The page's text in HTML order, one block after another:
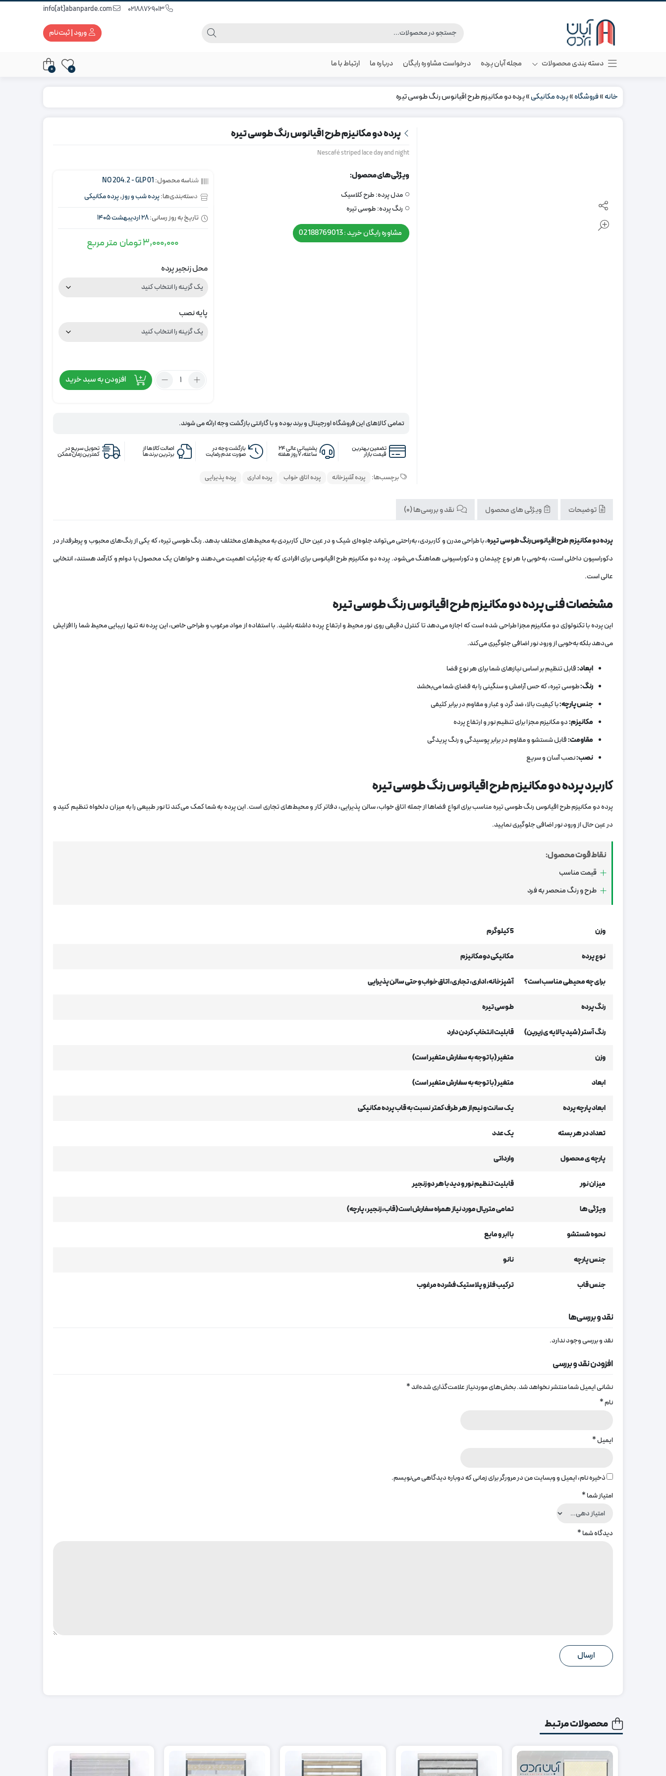
ورود | ثبت‌نام
دسته بندی محصولات مجله آبان پرده درخواست مشاوره رایگان درباره ما ارتباط با ما 0
0
خانه»فروشگاه»پرده مکانیکی»پرده دو مکانیزم طرح اقیانوس رنگ طوسی تیره
پرده دو مکانیزم طرح اقیانوس رنگ طوسی تیره
Nescafé striped lace day and night
ویژگی های محصول:
مدل پرده: طرح کلاسیک
رنگ پرده: طوسی تیره
مشاوره رایگان خرید : 02188769013
شناسه محصول:NO 204.2 - GLP 01
دسته‌بندی‌ها:پرده شب و روز,پرده مکانیکی
تاریخ به روز رسانی:28 اردیبهشت 1405
3,000,000تومان متر مربع
محل زنجیر پرده
پایه نصب
تعداد:
طرح
رنگ
طوسی
افزودن به سبد خرید
تمامی کالاهای این فروشگاه اورجینال و برند بوده و با گارانتی بازگشت وجه ارائه می شوند.
تضمین بهترین
قیمت بازار
پشتیبانی عالی ۲۴
ساعته، ۷ روز هفته
بازگشت وجه در
صورت عدم رضایت
اصالت کالاها از
برترین برندها
تحویل سریع در
کمترین زمان ممکن
برچسب‌ها: پرده آشپزخانه پرده اتاق خواب پرده اداری پرده پذیرایی
توضیحات ویژگی های محصول نقد و بررسی‌ها (0)
پرده دو مکانیزم طرح اقیانوس رنگ طوسی تیره، با طراحی مدرن و کاربردی، به‌راحتی می‌تواند جلوه‌ای شیک و در عین حال کاربردی به محیط‌های مختلف بدهد. رنگ طوسی تیره، که یکی از رنگ‌های محبوب و پرطرفدار در
دکوراسیون داخلی است، به‌خوبی با هر نوع چیدمان و دکوراسیونی هماهنگ می‌شود. پرده دو مکانیزم طرح اقیانوس برای افرادی که به جزئیات اهمیت می‌دهند و خواهان یک محصول با دوام و کارآمد هستند، انتخابی
عالی است.
مشخصات فنی پرده دو مکانیزم طرح اقیانوس رنگ طوسی تیره
این پرده با تکنولوژی دو مکانیزم مجزا طراحی شده است که اجازه می‌دهد تا کنترل دقیقی روی نور محیط و ارتفاع پرده داشته باشید. با استفاده از مواد مرغوب و طراحی خاص، این پرده نه تنها زیبایی محیط شما را افزایش
می‌دهد بلکه به‌خوبی از ورود نور اضافی جلوگیری می‌کند.
ابعاد:قابل تنظیم بر اساس نیازهای شما برای هر نوع فضا
رنگ:طوسی تیره، که حس آرامش و سنگینی را به فضای شما می‌بخشد
جنس پارچه:با کیفیت بالا، ضد گرد و غبار و مقاوم در برابر کثیفی
مکانیزم:دو مکانیزم مجزا برای تنظیم نور و ارتفاع پرده
مقاومت:قابل شستشو و مقاوم در برابر پوسیدگی و رنگ پریدگی
نصب:نصب آسان و سریع
کاربرد پرده دو مکانیزم طرح اقیانوس رنگ طوسی تیره
پرده دو مکانیزم طرح اقیانوس رنگ طوسی تیره مناسب برای انواع فضاها از جمله اتاق خواب، سالن پذیرایی، دفاتر کار و محیط‌های تجاری است. این پرده به شما کمک می‌کند تا نور طبیعی را به میزان دلخواه تنظیم کنید و
در عین حال از ورود نور اضافی جلوگیری نمایید.
نقاط قوت محصول:
قیمت مناسب
طرح و رنگ منحصر به فرد
وزن 5 کیلوگرم
نوع پرده مکانیکی دومکانیزم
برای چه محیطی مناسب است؟ آشپزخانه، اداری، تجاری، اتاق خواب و حتی سالن پذیرایی
رنگ پرده طوسی تیره
رنگ آستر (شید یا لایه ی زیرین) قابلیت انتخاب کردن دارد
وزن متغیر (با توجه به سفارش متغیر است)
ابعاد متغیر (با توجه به سفارش متغیر است)
ابعاد پارچه پرده یک سانت و نیم از هر طرف کمتر نسبت به قاب پرده مکانیکی
تعداد در هر بسته یک عدد
پارچه ی محصول وارداتی
میزان نور قابلیت تنظیم نور و دید با هر دو زنجیر
ویژگی ها تمامی متریال مورد نیاز همراه سفارش است (قاب، زنجیر، پارچه)
نحوه شستشو با ابر و مایع
جنس پارچه نانو
جنس قاب ترکیب فلز و پلاستیک فشرده مرغوب
نقد و بررسی‌ها
نقد و بررسی وجود ندارد.
افزودن نقد و بررسی
نشانی ایمیل شما منتشر نخواهد شد.بخش‌های موردنیاز علامت‌گذاری شده‌اند*
نام*
ایمیل*
ذخیره نام، ایمیل و وبسایت من در مرورگر برای زمانی که دوباره دیدگاهی می‌نویسم.
امتیاز شما*
دیدگاه شما*
محصولات مرتبط